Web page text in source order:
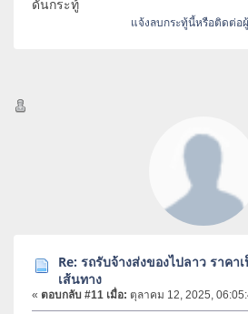
ดันกระทู้
แจ้งลบกระทู้นี้หรือติดต่อ
Re: รถรับจ้างส่งของไปลาว ราคา
เส้นทาง
« ตอบกลับ #11 เมื่อ: ตุลาคม 12, 2025,